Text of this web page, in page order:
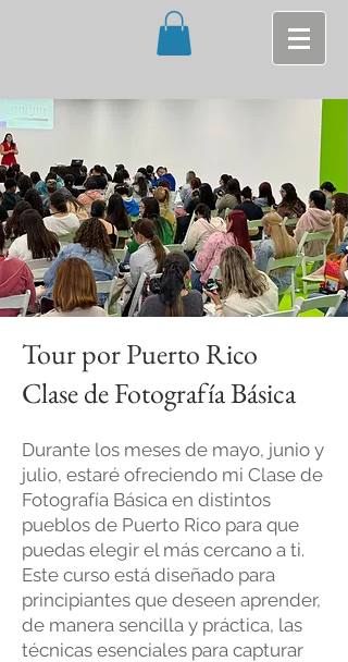
Tour por Puerto Rico
Clase de Fotografía Básica
Durante los meses de mayo, junio y
julio, estaré ofreciendo mi Clase de
Fotografía Básica en distintos
pueblos de Puerto Rico para que
puedas elegir el más cercano a ti.
Este curso está diseñado para
principiantes que deseen aprender,
de manera sencilla y práctica, las
técnicas esenciales para capturar